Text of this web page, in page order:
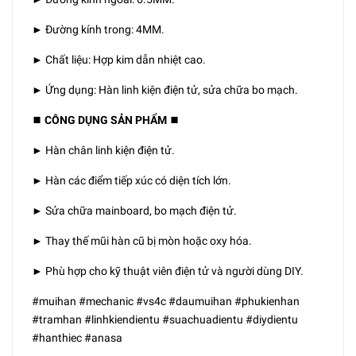
► Đường kính trong: 4MM.
► Chất liệu: Hợp kim dẫn nhiệt cao.
► Ứng dụng: Hàn linh kiện điện tử, sửa chữa bo mạch.
⏹️ CÔNG DỤNG SẢN PHẨM ⏹️
► Hàn chân linh kiện điện tử.
► Hàn các điểm tiếp xúc có diện tích lớn.
► Sửa chữa mainboard, bo mạch điện tử.
► Thay thế mũi hàn cũ bị mòn hoặc oxy hóa.
► Phù hợp cho kỹ thuật viên điện tử và người dùng DIY.
#muihan #mechanic #vs4c #daumuihan #phukienhan
#tramhan #linhkiendientu #suachuadientu #diydientu
#hanthiec #anasa